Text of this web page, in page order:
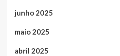
junho 2025
maio 2025
abril 2025